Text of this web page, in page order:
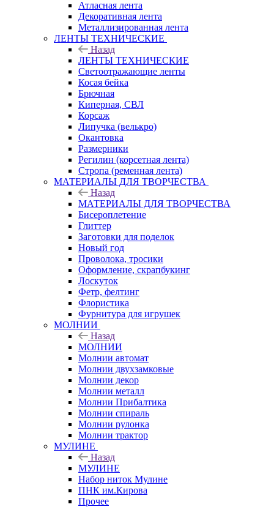
Атласная лента
Декоративная лента
Металлизированная лента
ЛЕНТЫ ТЕХНИЧЕСКИЕ
Назад
ЛЕНТЫ ТЕХНИЧЕСКИЕ
Светоотражающие ленты
Косая бейка
Брючная
Киперная, СВЛ
Корсаж
Липучка (велькро)
Окантовка
Размерники
Регилин (корсетная лента)
Стропа (ременная лента)
МАТЕРИАЛЫ ДЛЯ ТВОРЧЕСТВА
Назад
МАТЕРИАЛЫ ДЛЯ ТВОРЧЕСТВА
Бисероплетение
Глиттер
Заготовки для поделок
Новый год
Проволока, тросики
Оформление, скрапбукинг
Лоскуток
Фетр, фелтинг
Флористика
Фурнитура для игрушек
МОЛНИИ
Назад
МОЛНИИ
Молнии автомат
Молнии двухзамковые
Молнии декор
Молнии металл
Молнии Прибалтика
Молнии спираль
Молнии рулонка
Молнии трактор
МУЛИНЕ
Назад
МУЛИНЕ
Набор ниток Мулине
ПНК им.Кирова
Прочее